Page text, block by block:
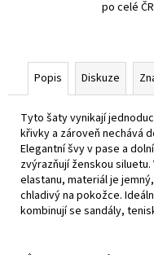
po celé ČR
Popis Diskuze
Tyto šaty vynikají
křivky a zároveň nechává
Elegantní švy v pase a
zvýrazňují ženskou
elastanu, materiál je
chladivý na pokožce.
kombinují se sandály,